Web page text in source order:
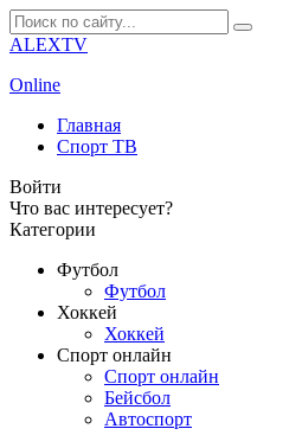
ALEXTV
Online
Главная
Спорт ТВ
Войти
Что вас интересует?
Категории
Футбол
Футбол
Хоккей
Хоккей
Спорт онлайн
Спорт онлайн
Бейсбол
Автоспорт